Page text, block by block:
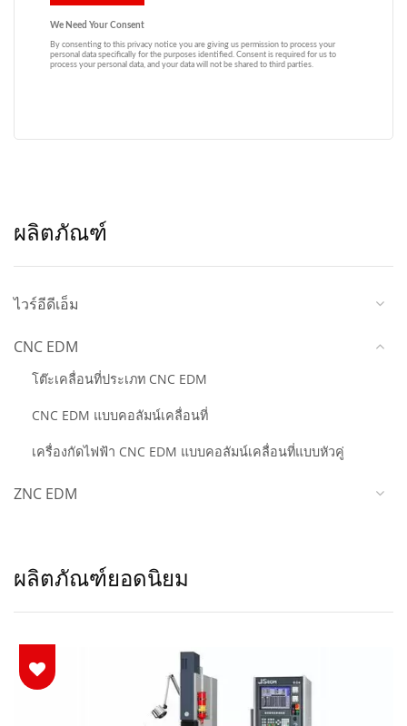
ผลิตภัณฑ์
ไวร์อีดีเอ็ม
CNC EDM
โต๊ะเคลื่อนที่ประเภท CNC EDM
CNC EDM แบบคอลัมน์เคลื่อนที่
เครื่องกัดไฟฟ้า CNC EDM แบบคอลัมน์เคลื่อนที่แบบหัวคู่
ZNC EDM
ผลิตภัณฑ์ยอดนิยม